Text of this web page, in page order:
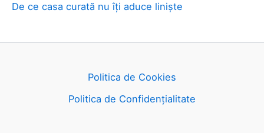
De ce casa curată nu îți aduce liniște
Politica de Cookies
Politica de Confidențialitate